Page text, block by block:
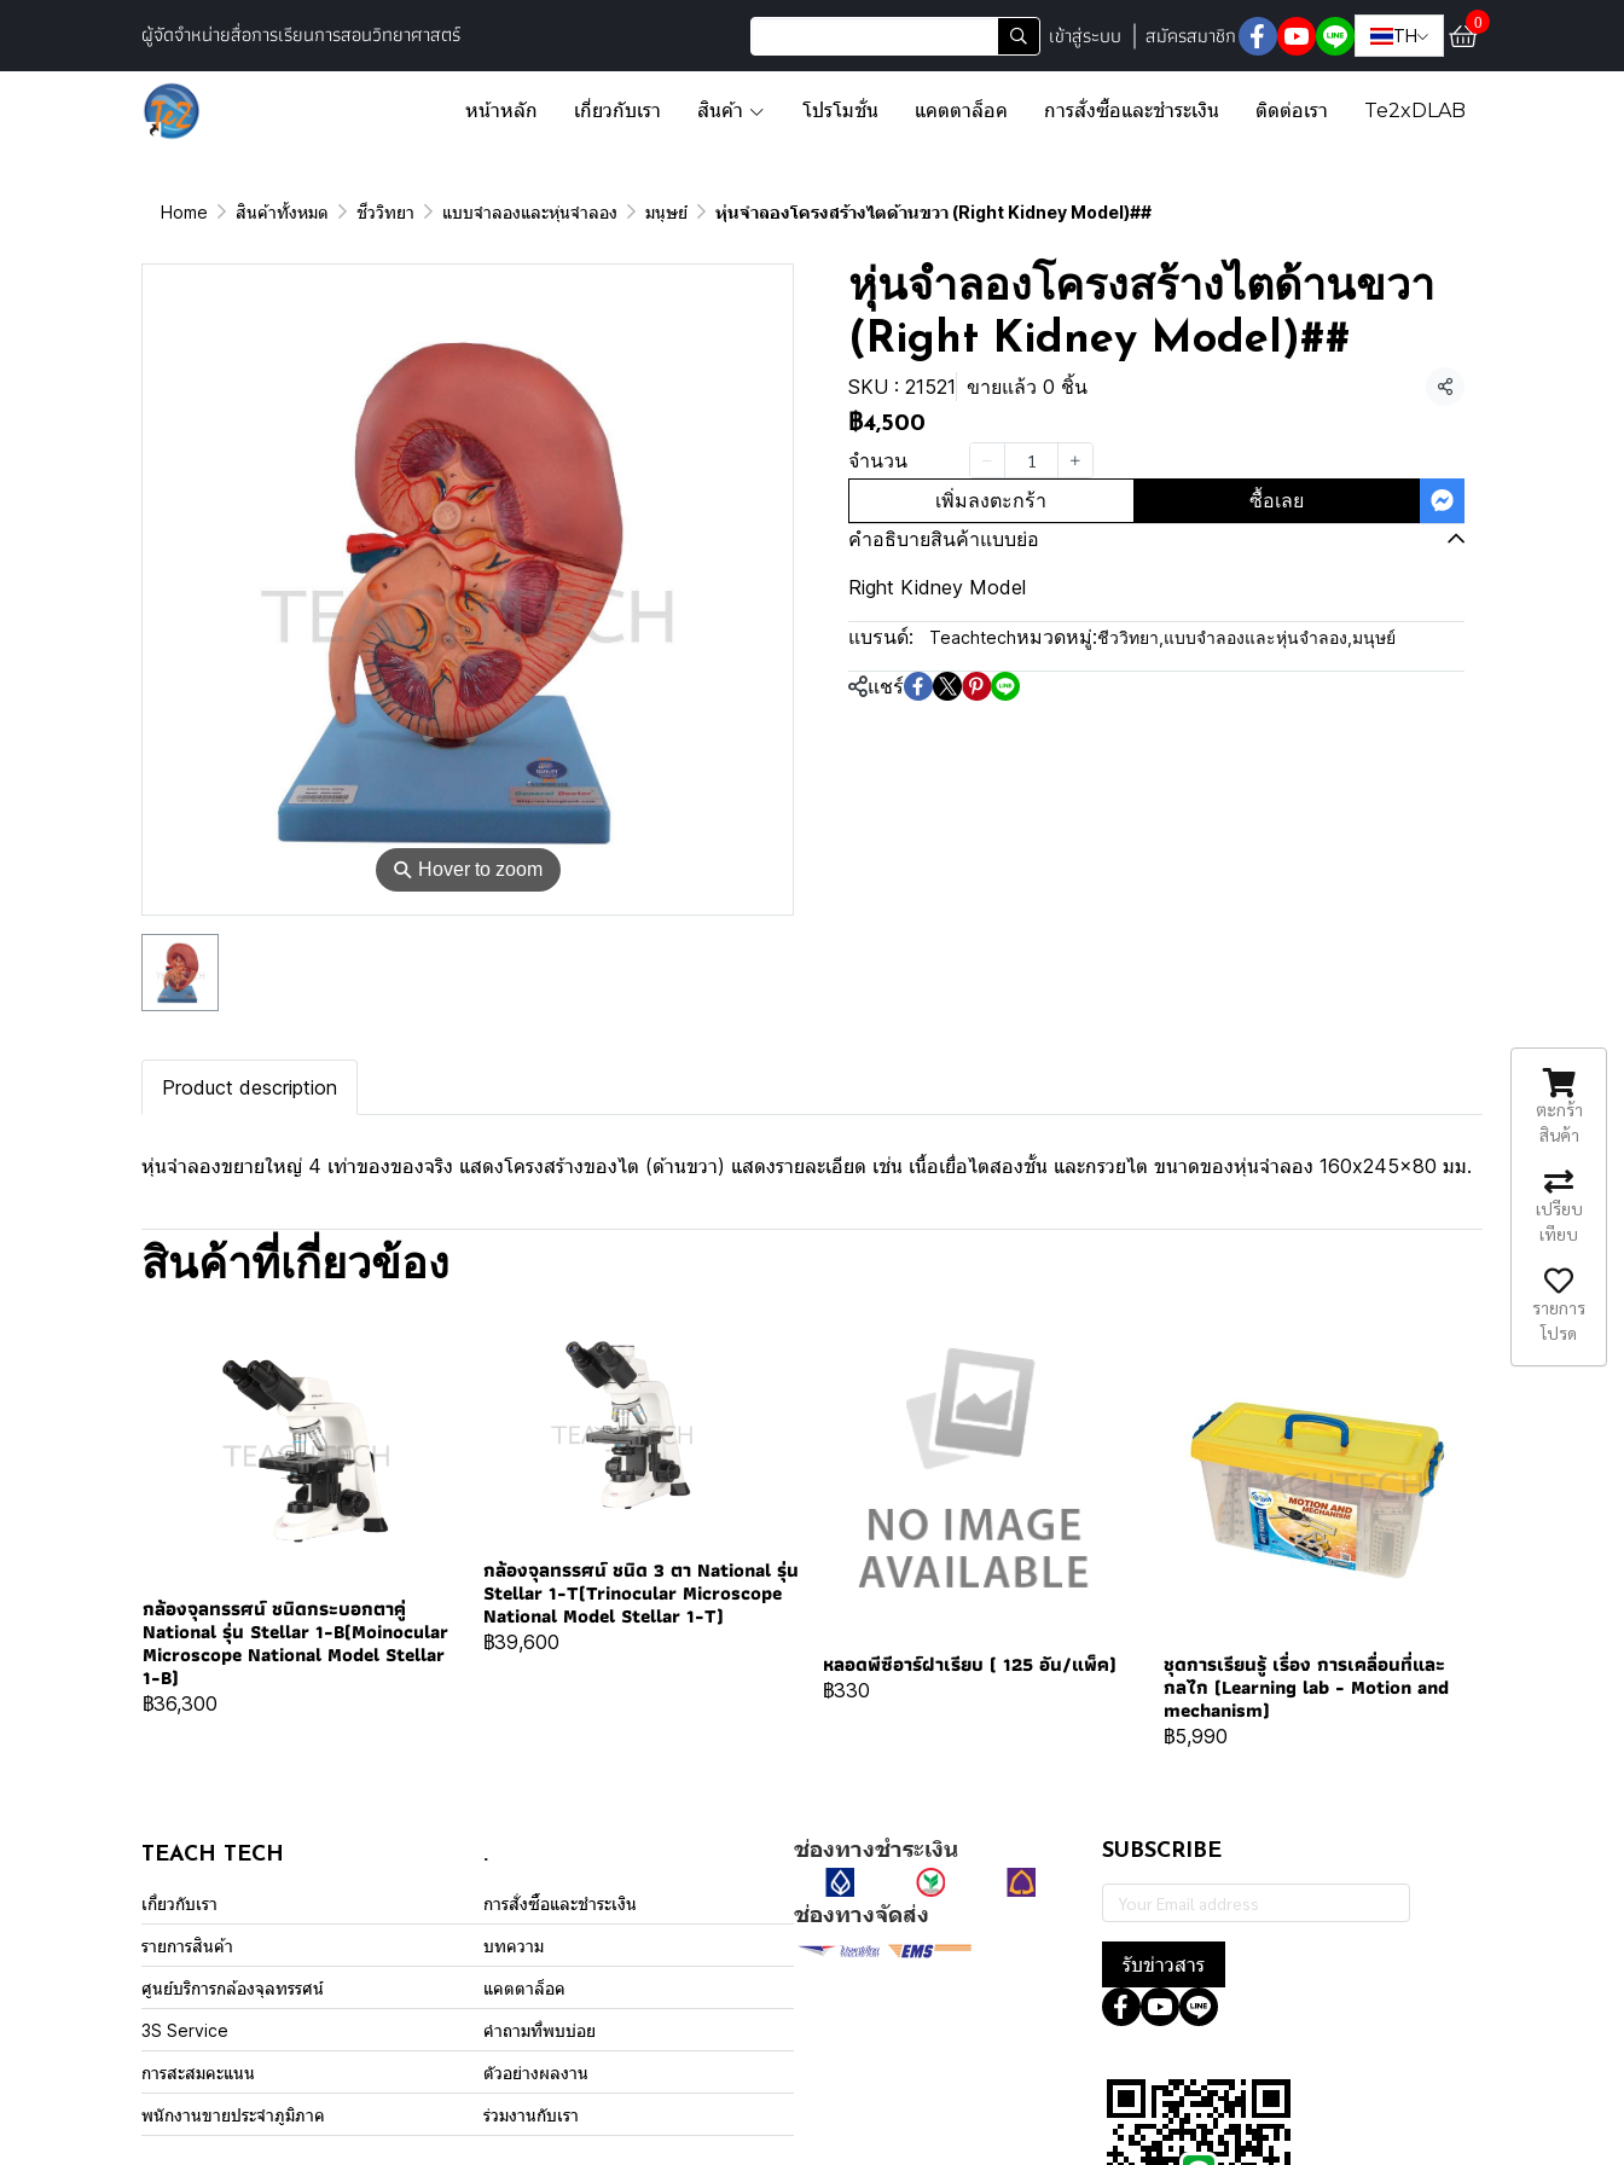
ผู้จัดจำหน่ายสื่อการเรียนการสอนวิทยาศาสตร์ เข้าสู่ระบบ สมัครสมาชิก TH
0
หน้าหลัก เกี่ยวกับเรา สินค้า โปรโมชั่น แคตตาล็อค การสั่งซื้อและชำระเงิน ติดต่อเรา Te2xDLAB
Home สินค้าทั้งหมด ชีววิทยา แบบจำลองและหุ่นจำลอง มนุษย์ หุ่นจำลองโครงสร้างไตด้านขวา (Right Kidney Model)##
⚲ Hover to zoom
หุ่นจำลองโครงสร้างไตด้านขวา
(Right Kidney Model)##
SKU : 21521 ขายแล้ว 0 ชิ้น
แชร์
฿4,500
จำนวน
เพิ่มลงตะกร้า
ซื้อเลย
คำอธิบายสินค้าแบบย่อ
Right Kidney Model
แบรนด์: Teachtechหมวดหมู่:ชีววิทยา แบบจำลองและหุ่นจำลอง มนุษย์
แชร์
Product description
หุ่นจำลองขยายใหญ่ 4 เท่าของของจริง แสดงโครงสร้างของไต (ด้านขวา) แสดงรายละเอียด เช่น เนื้อเยื่อไตสองชั้น และกรวยไต ขนาดของหุ่นจำลอง 160x245x80 มม.
สินค้าที่เกี่ยวข้อง
กล้องจุลทรรศน์ ชนิดกระบอกตาคู่
National รุ่น Stellar 1-B(Moinocular
Microscope National Model Stellar
1-B)
฿36,300
กล้องจุลทรรศน์ ชนิด 3 ตา National รุ่น
Stellar 1-T(Trinocular Microscope
National Model Stellar 1-T)
฿39,600
หลอดพีซีอาร์ฝาเรียบ ( 125 อัน/แพ็ค)
฿330
ชุดการเรียนรู้ เรื่อง การเคลื่อนที่และ
กลไก (Learning lab - Motion and
mechanism)
฿5,990
TEACH TECH
เกี่ยวกับเรา
รายการสินค้า
ศูนย์บริการกล้องจุลทรรศน์
3S Service
การสะสมคะแนน
พนักงานขายประจำภูมิภาค
.
การสั่งซื้อและชำระเงิน
บทความ
แคตตาล็อค
คำถามที่พบบ่อย
ตัวอย่างผลงาน
ร่วมงานกับเรา
ช่องทางชำระเงิน
ช่องทางจัดส่ง
SUBSCRIBE
รับข่าวสาร
ตะกร้า
สินค้า
เปรียบ
เทียบ
รายการ
โปรด